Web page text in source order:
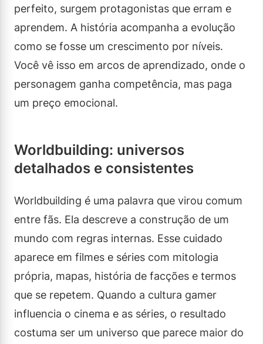
perfeito, surgem protagonistas que erram e
aprendem. A história acompanha a evolução
como se fosse um crescimento por níveis.
Você vê isso em arcos de aprendizado, onde o
personagem ganha competência, mas paga
um preço emocional.
Worldbuilding: universos
detalhados e consistentes
Worldbuilding é uma palavra que virou comum
entre fãs. Ela descreve a construção de um
mundo com regras internas. Esse cuidado
aparece em filmes e séries com mitologia
própria, mapas, história de facções e termos
que se repetem. Quando a cultura gamer
influencia o cinema e as séries, o resultado
costuma ser um universo que parece maior do